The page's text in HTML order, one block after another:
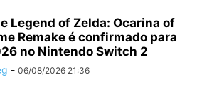
Legend of Zelda: Ocarina of
Remake é confirmado para
no Nintendo Switch 2
- 06/08/2026 21:36